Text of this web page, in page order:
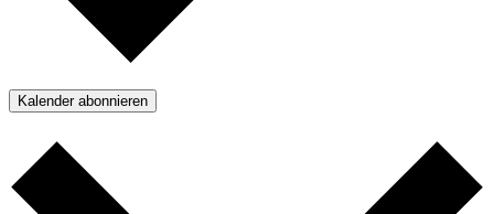
Kalender abonnieren